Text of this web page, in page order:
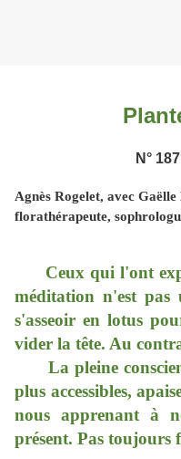
N°
Agnès Rogelet, avec
florathérapeute,
Ceux qui l'ont
méditation n'est pas
s'asseoir en lotus
vider la tête. Au
La pleine
plus accessibles,
nous apprenant à
présent. Pas toujours